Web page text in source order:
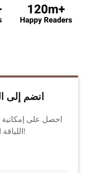
انضم إلى
احصل على
اللياقة البدنية والتغذية لدينا!